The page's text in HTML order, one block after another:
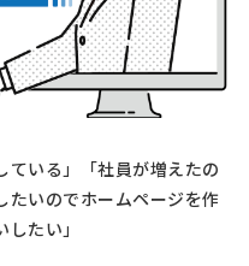
ている」「社員が増えたの
たいのでホームページを作
たい」
レルOEM
頼地域 千葉県
ト [品目] シャツ [素材] 織物
イ …